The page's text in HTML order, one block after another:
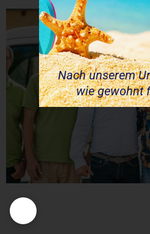
Nach unserem
wie gewohnt